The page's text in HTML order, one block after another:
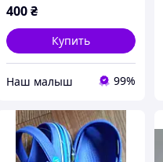
400₴
Купить
‏Наш малыш 99%